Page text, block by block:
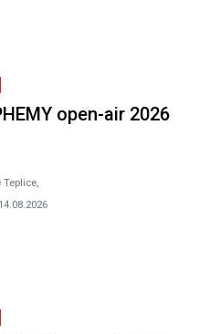
open-air 2026
Teplice,